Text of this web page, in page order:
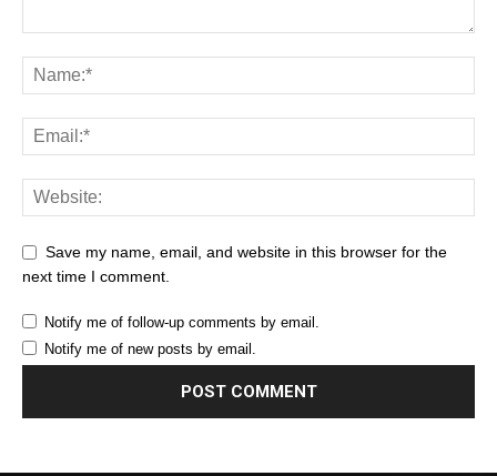
Save my name, email, and website in this browser for the
next time I comment.
Notify me of follow-up comments by email.
Notify me of new posts by email.